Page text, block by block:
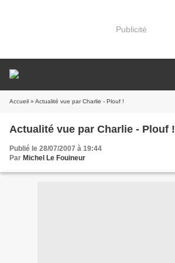
Publicité
Accueil » Actualité vue par Charlie - Plouf !
Actualité vue par Charlie - Plouf !
Publié le 28/07/2007 à 19:44
Par Michel Le Fouineur